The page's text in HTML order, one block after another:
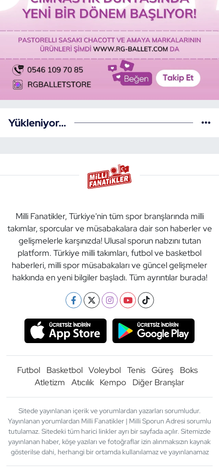
Yükleniyor...
Milli Fanatikler, Türkiye'nin tüm spor branşlarında milli
takımlar, sporcular ve müsabakalara dair son haberler ve
gelişmelerle karşınızda! Ulusal sporun nabzını tutan
platform. Türkiye milli takımları, futbol ve basketbol
haberleri, milli spor müsabakaları ve güncel gelişmeler
hakkında en yeni bilgiler başladı. Tüm ayrıntılar burada!
Futbol Basketbol Voleybol Tenis Güreş
Boks
Atletizm
Atıcılık Kempo Diğer Branşlar
Sitede yayınlanan içerik ve yorumlardan yazarları sorumludur.
Yayınlanan yorumlardan Milli Fanatikler | Milli Sporun Adresi sorumlu
tutulamaz. Sitedeki tüm harici linkler ayrı bir sayfada açılır. Sitemizde
yayınlanan haber, köşe yazıları ve fotoğraflar izin alınmaksızın kaynak
gösterilse dahi, herhangi bir ortamda kullanılamaz ve yayınlanamaz